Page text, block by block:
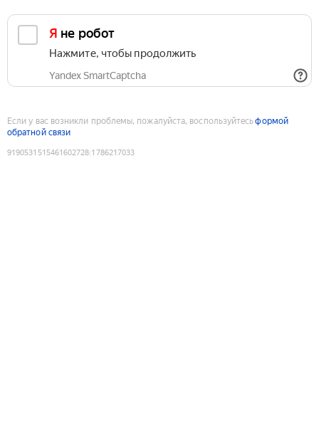
Я не робот
Нажмите, чтобы продолжить
Yandex SmartCaptcha
Если у вас возникли проблемы, пожалуйста, воспользуйтесьформой
обратной связи
9190531515461602728:1786217033